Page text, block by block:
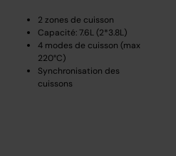
2 zones de cuisson
Capacité: 7.6L (2*3.8L)
4 modes de cuisson (max
220°C)
Synchronisation des
cuissons